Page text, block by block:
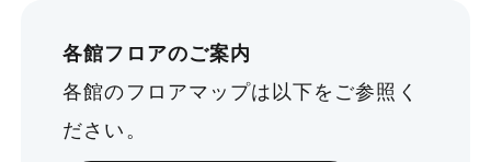
各館フロアのご案内
各館のフロアマップは以下をご参照く
ださい。